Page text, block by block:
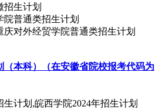
生计划
庆对外经贸学院普通类招生计划
（本科）（在安徽省院校报考代码为
计划,皖西学院2024年招生计划